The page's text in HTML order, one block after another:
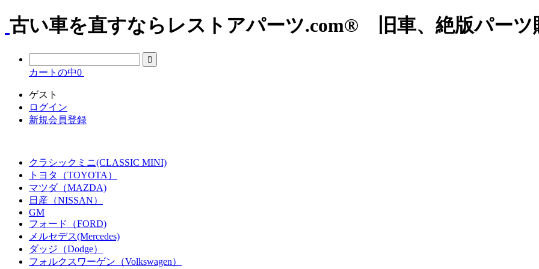
古い車を直すならレストアパーツ.com® 旧車、絶版パーツ
カートの中0
ゲスト
ログイン
新規会員登録
クラシックミニ(CLASSIC MINI)
トヨタ（TOYOTA）
マツダ（MAZDA)
日産（NISSAN）
GM
フォード（FORD)
メルセデス(Mercedes)
ダッジ（Dodge）
フォルクスワーゲン（Volkswagen）